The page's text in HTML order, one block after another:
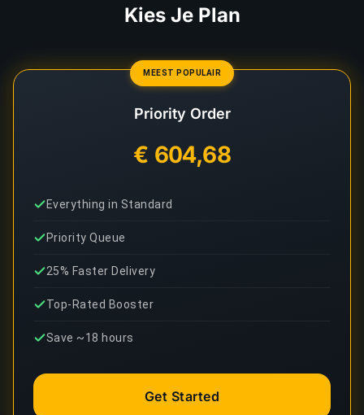
Kies Je Plan
MEEST POPULAIR
Priority Order
€ 604,68
Everything in Standard
Priority Queue
25% Faster Delivery
Top-Rated Booster
Save ~18 hours
Get Started